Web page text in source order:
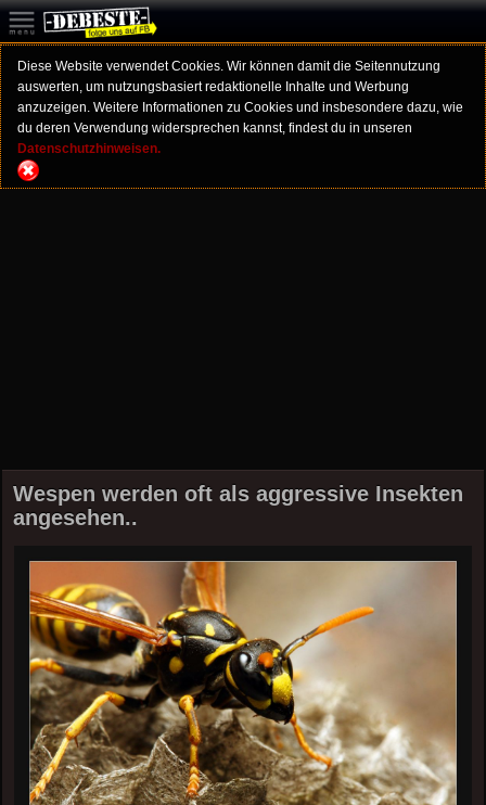
Diese Website verwendet Cookies. Wir können damit die Seitennutzung
auswerten, um nutzungsbasiert redaktionelle Inhalte und Werbung
anzuzeigen. Weitere Informationen zu Cookies und insbesondere dazu, wie
du deren Verwendung widersprechen kannst, findest du in unseren
Datenschutzhinweisen.
Wespen werden oft als aggressive Insekten
angesehen..